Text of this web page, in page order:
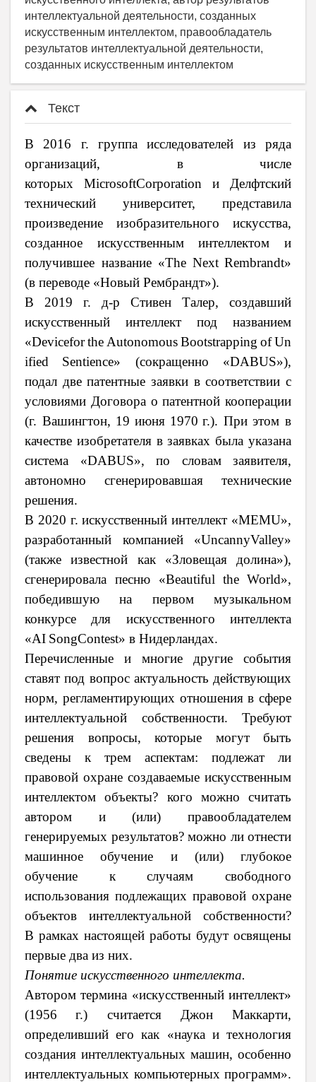
интеллектуальной деятельности, созданных
искусственным интеллектом, правообладатель
результатов интеллектуальной деятельности,
созданных искусственным интеллектом
Текст
В 2016 г. группа исследователей из ряда
организаций, в числе
которых MicrosoftCorporation и Делфтский
технический университет, представила
произведение изобразительного искусства,
созданное искусственным интеллектом и
получившее название «The Next Rembrandt»
(в переводе «Новый Рембрандт»).
В 2019 г. д-р Стивен Талер, создавший
искусственный интеллект под названием
«Deviceforthe AutonomousBootstrapping ofUn
ified
Sentience» (сокращенно «DABUS»),
подал две патентные заявки в соответствии с
условиями Договора о патентной кооперации
(г. Вашингтон, 19 июня 1970 г.). При этом в
качестве изобретателя в заявках была указана
система «DABUS», по словам заявителя,
автономно сгенерировавшая технические
решения.
В 2020 г. искусственный интеллект «MEMU»,
разработанный компанией «UncannyValley»
(также известной как «Зловещая долина»),
сгенерировала песню «Beautiful the World»,
победившую на первом музыкальном
конкурсе для искусственного интеллекта
«AI SongContest» в Нидерландах.
Перечисленные и многие другие события
ставят под вопрос актуальность действующих
норм, регламентирующих отношения в сфере
интеллектуальной собственности. Требуют
решения вопросы, которые могут быть
сведены к трем аспектам: подлежат ли
правовой охране создаваемые искусственным
интеллектом объекты? кого можно считать
автором и (или) правообладателем
генерируемых результатов? можно ли отнести
машинное обучение и (или) глубокое
обучение к случаям свободного
использования подлежащих правовой охране
объектов интеллектуальной собственности?
В рамках настоящей работы будут освящены
первые два из них.
Понятие искусственного интеллекта.
Автором термина «искусственный интеллект»
(1956
г.) считается Джон Маккарти,
определивший его как «наука и технология
создания интеллектуальных машин, особенно
интеллектуальных компьютерных программ».